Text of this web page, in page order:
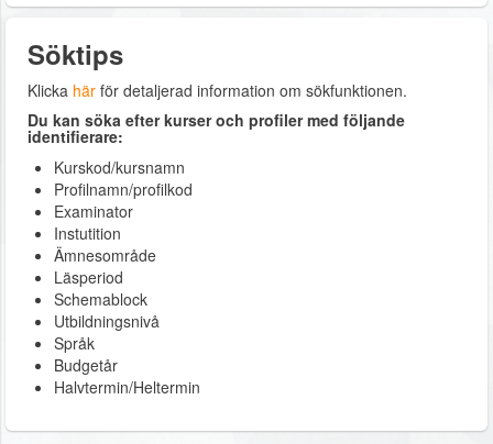
Söktips
Klicka här för detaljerad information om sökfunktionen.
Du kan söka efter kurser och profiler med följande
identifierare:
Kurskod/kursnamn
Profilnamn/profilkod
Examinator
Instutition
Ämnesområde
Läsperiod
Schemablock
Utbildningsnivå
Språk
Budgetår
Halvtermin/Heltermin